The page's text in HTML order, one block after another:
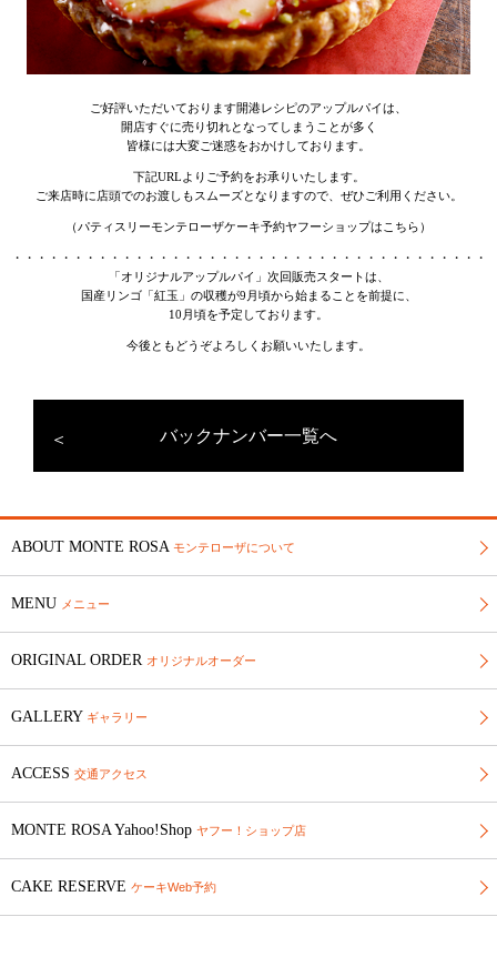
ご好評いただいております開港レシピのアップルパイは、
開店すぐに売り切れとなってしまうことが多く
皆様には大変ご迷惑をおかけしております。
下記URLよりご予約をお承りいたします。
ご来店時に店頭でのお渡しもスムーズとなりますので、ぜひご利用ください。
（パティスリーモンテローザケーキ予約ヤフーショップはこちら）
・・・・・・・・・・・・・・・・・・・・・・・・・・・・・・・・・・・・・・・
「オリジナルアップルパイ」次回販売スタートは、
国産リンゴ「紅玉」の収穫が9月頃から始まることを前提に、
10月頃を予定しております。
今後ともどうぞよろしくお願いいたします。
バックナンバー一覧へ
ABOUT MONTE ROSA モンテローザについて
MENU メニュー
ORIGINAL ORDER オリジナルオーダー
GALLERY ギャラリー
ACCESS 交通アクセス
MONTE ROSA Yahoo!Shop ヤフー！ショップ店
CAKE RESERVE ケーキWeb予約